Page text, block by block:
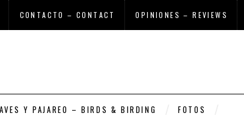
CONTACTO – CONTACT OPINIONES – REVIEWS
AVES Y PAJAREO – BIRDS & BIRDING FOTOS